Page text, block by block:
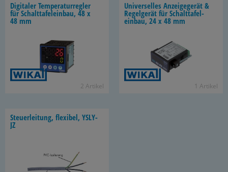
Di­gi­ta­ler Tem­pe­ra­tur­reg­ler
für Schalt­ta­fel­ein­bau, 48 x
48 mm
2 Ar­ti­kel
Uni­ver­sel­les An­zei­ge­ge­rät &
Re­gel­ge­rät für Schalt­ta­fel­
ein­bau, 24 x 48 mm
1 Ar­ti­kel
Steu­er­lei­tung, fle­xi­bel, YSLY-​
JZ